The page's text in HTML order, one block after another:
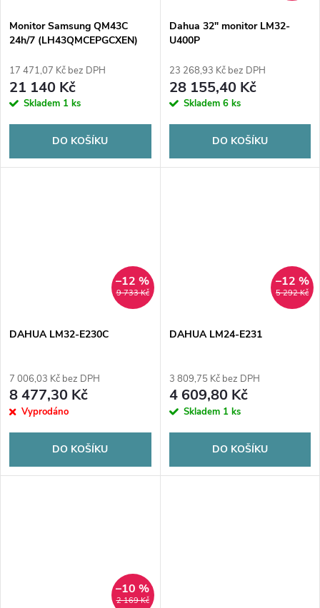
Monitor Samsung QM43C
24h/7 (LH43QMCEPGCXEN)
17 471,07 Kč bez DPH
21 140 Kč
Skladem 1 ks
DO KOŠÍKU
Dahua 32" monitor LM32-
U400P
23 268,93 Kč bez DPH
28 155,40 Kč
Skladem 6 ks
DO KOŠÍKU
9 733 Kč
–12 %
DAHUA LM32-E230C
7 006,03 Kč bez DPH
8 477,30 Kč
Vyprodáno
DO KOŠÍKU
5 292 Kč
–12 %
DAHUA LM24-E231
3 809,75 Kč bez DPH
4 609,80 Kč
Skladem 1 ks
DO KOŠÍKU
2 169 Kč
–10 %